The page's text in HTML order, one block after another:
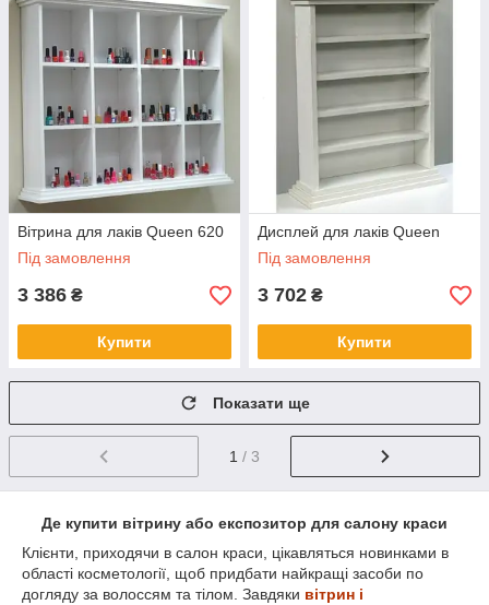
Вітрина для лаків Queen 620
Під замовлення
3 386 ₴
Купити
Дисплей для лаків Queen
Під замовлення
3 702 ₴
Купити
Показати ще
1 / 3
Де купити вітрину або експозитор для салону краси
Клієнти, приходячи в салон краси, цікавляться новинками в
області косметології, щоб придбати найкращі засоби по
догляду за волоссям та тілом. Завдяки вітрин і